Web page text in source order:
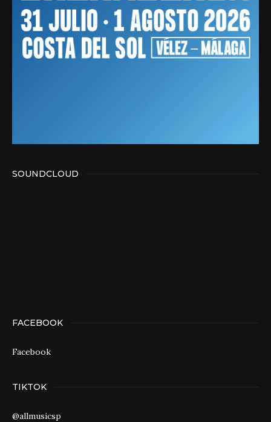
SOUNDCLOUD
FACEBOOK
Facebook
TIKTOK
@allmusicsp